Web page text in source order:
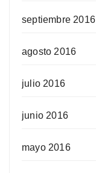
septiembre 2016
agosto 2016
julio 2016
junio 2016
mayo 2016